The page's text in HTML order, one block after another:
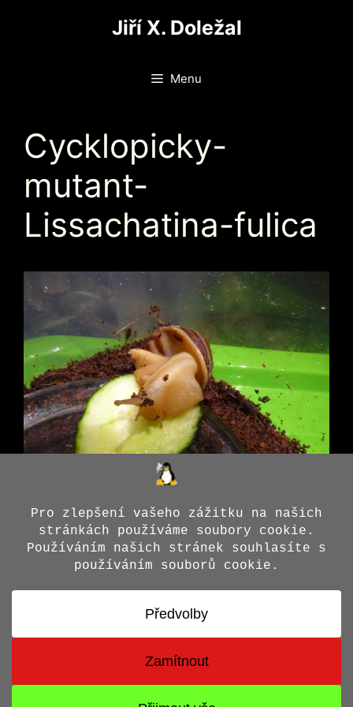
Jiří X. Doležal
Menu
Cycklopicky-
mutant-
Lissachatina-fulica